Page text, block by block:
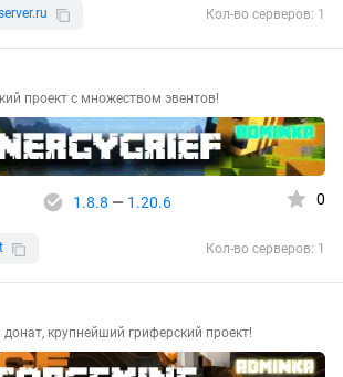
Кол-во серверов: 1
проект с множеством эвентов!
1.8.8 — 1.20.6 0
Кол-во серверов: 1
крупнейший гриферский проект!